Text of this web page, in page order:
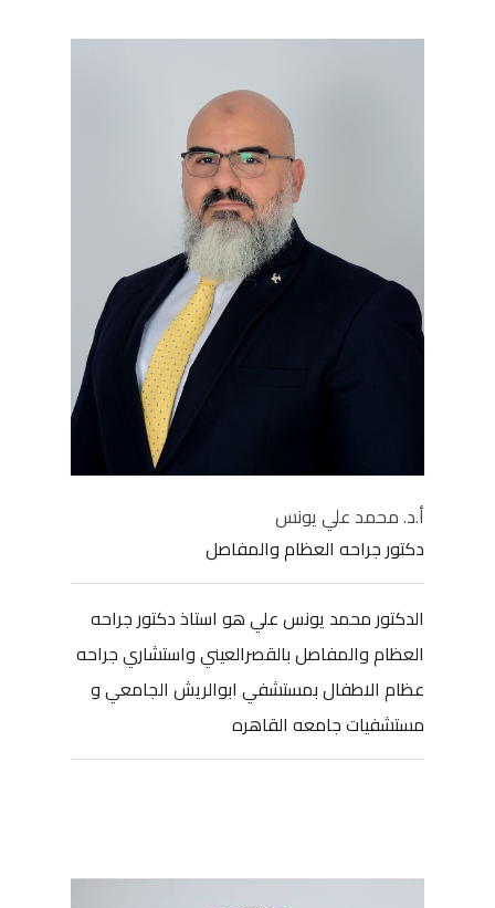
أ.د. محمد علي يونس
دكتور جراحه العظام والمفاصل
الدكتور محمد يونس علي هو استاذ دكتور جراحه
العظام والمفاصل بالقصرالعيني واستشاري جراحه
عظام الاطفال بمستشفي ابوالريش الجامعي و
مستشفيات جامعه القاهره